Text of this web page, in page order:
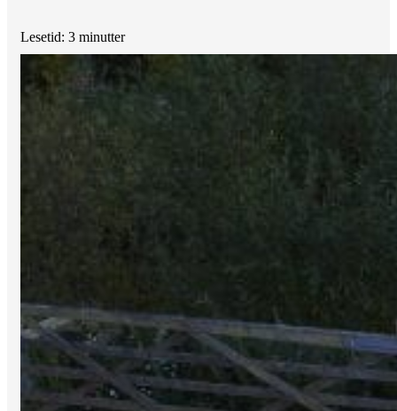
Lesetid: 3 minutter